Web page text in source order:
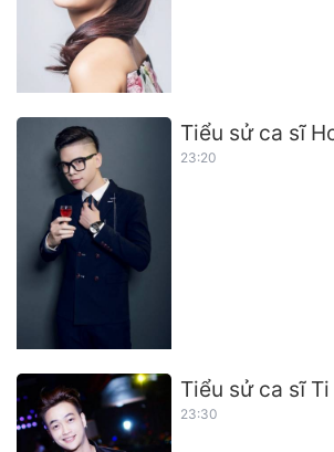
Tiểu sử ca sĩ
23:20
Tiểu sử ca sĩ
23:30